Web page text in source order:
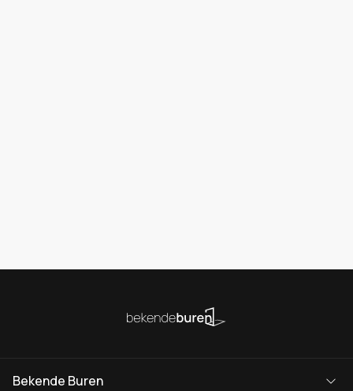
Bekende Buren